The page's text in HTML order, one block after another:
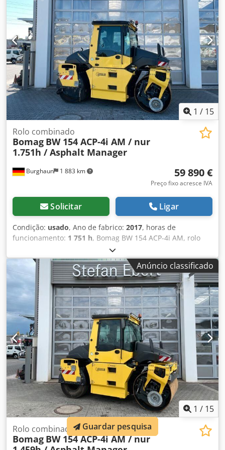
1 / 15
Burghaun 1 883 km
Rolo combinado
Bomag BW 154 ACP-4i AM / nur
1.751h / Asphalt Manager
59 890 €
Preço fixo acresce IVA
Solicitar Ligar
Condição: usado, Ano de fabrico: 2017, horas de
funcionamento: 1 751 h, Bomag BW 154 ACP-4i AM, rolo
compactador combinado, ano de fabricação: 2017, horas
de operação: apenas 1.751 horas, motor: Kubota [55,4
kW/75 CV], Asphalt Manager 2, cortador de asfalto em
ambos os lados, peso: 7.400 kg, tambor com revestimento
liso, em bom estado, pronto para uso imediato. Se desejar,
apresentamos uma proposta de leasing ou financiamento.
O Sr. Mihm (tel. ) terá todo o prazer em ajudá-lo. Para mais
informações, consulte o nosso site. Salvo erro e omissão,
bem como venda prévia! Codpfjzq Tztox Anqsha Aluguer
possível. = Mais informações = Contacte Tobias Ebert para
obter mais informações.
Anúncio classificado
1 / 15
Rolo combinado
Bomag BW 154 ACP-4i AM / nur
Guardar pesquisa